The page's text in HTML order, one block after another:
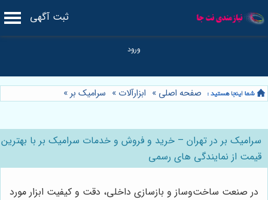
ثبت آگهی
صفحه اصلی » ابزارآلات » سرامیک بر»
سرامیک بر در تهران – خرید و فروش و خدمات سرامیک بر با بهترین
قیمت از نمایندگی های رسمی
در صنعت ساخت‌وساز و بازسازی داخلی، دقت و کیفیت ابزار مورد